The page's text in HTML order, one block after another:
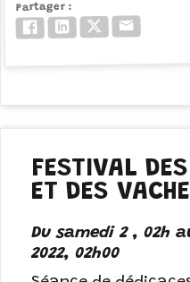
Partager
FacebookLinkedInTwitter/X
FESTIVAL
ET DES
Du samedi 2 , 02h
2022, 02h00